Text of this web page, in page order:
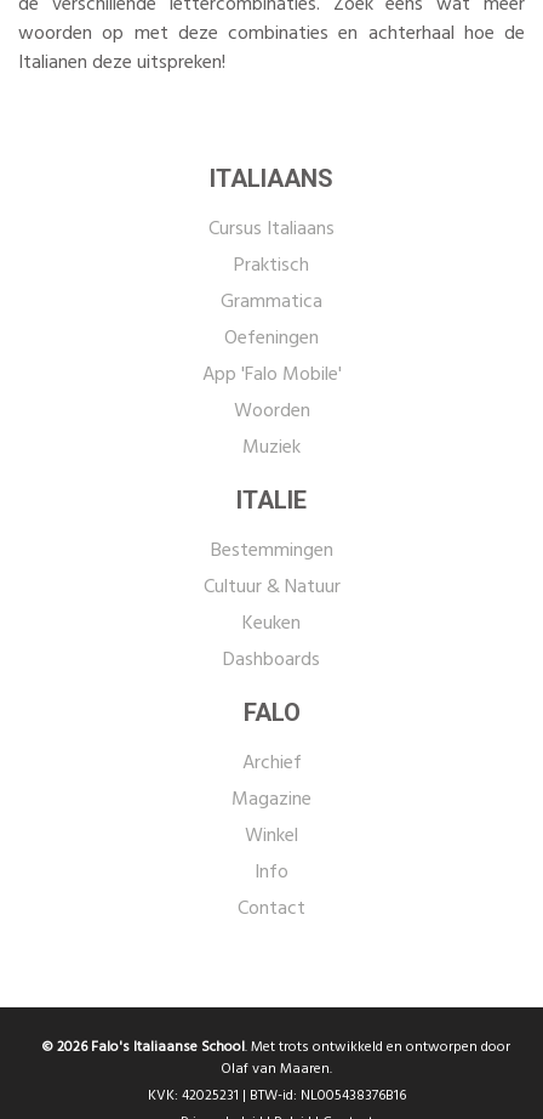
woorden op met deze combinaties en achterhaal hoe de
Italianen deze uitspreken!
ITALIAANS
Cursus Italiaans
Praktisch
Grammatica
Oefeningen
App 'Falo Mobile'
Woorden
Muziek
ITALIE
Bestemmingen
Cultuur & Natuur
Keuken
Dashboards
FALO
Archief
Magazine
Winkel
Info
Contact
© 2026 Falo's Italiaanse School. Met trots ontwikkeld en ontworpen door
Olaf van Maaren.
KVK: 42025231 | BTW-id: NL005438376B16